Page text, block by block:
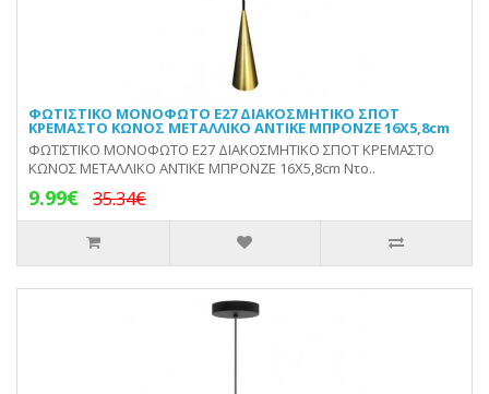
ΦΩΤΙΣΤΙΚΟ ΜΟΝΟΦΩΤΟ Ε27 ΔΙΑΚΟΣΜΗΤΙΚΟ ΣΠΟΤ
ΚΡΕΜΑΣΤΟ ΚΩΝΟΣ ΜΕΤΑΛΛΙΚΟ ΑΝΤΙΚΕ ΜΠΡΟΝΖΕ 16Χ5,8cm
ΦΩΤΙΣΤΙΚΟ ΜΟΝΟΦΩΤΟ Ε27 ΔΙΑΚΟΣΜΗΤΙΚΟ ΣΠΟΤ ΚΡΕΜΑΣΤΟ
ΚΩΝΟΣ ΜΕΤΑΛΛΙΚΟ ΑΝΤΙΚΕ ΜΠΡΟΝΖΕ 16Χ5,8cm Ντο..
9.99€ 35.34€